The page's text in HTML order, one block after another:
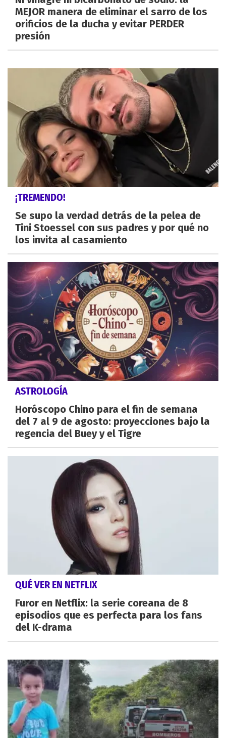
MEJOR manera de eliminar el sarro de los
orificios de la ducha y evitar PERDER
presión
¡TREMENDO!
Se supo la verdad detrás de la pelea de
Tini Stoessel con sus padres y por qué no
los invita al casamiento
ASTROLOGÍA
Horóscopo Chino para el fin de semana
del 7 al 9 de agosto: proyecciones bajo la
regencia del Buey y el Tigre
QUÉ VER EN NETFLIX
Furor en Netflix: la serie coreana de 8
episodios que es perfecta para los fans
del K-drama